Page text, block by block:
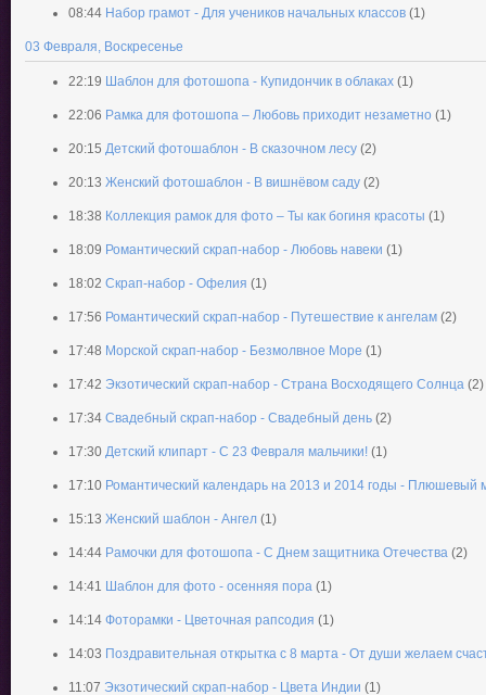
08:44 Набор грамот - Для учеников начальных классов (1)
03 Февраля, Воскресенье
22:19 Шаблон для фотошопа - Купидончик в облаках (1)
22:06 Рамка для фотошопа – Любовь приходит незаметно (1)
20:15 Детский фотошаблон - В сказочном лесу (2)
20:13 Женский фотошаблон - В вишнёвом саду (2)
18:38 Коллекция рамок для фото – Ты как богиня красоты (1)
18:09 Романтический скрап-набор - Любовь навеки (1)
18:02 Скрап-набор - Офелия (1)
17:56 Романтический скрап-набор - Путешествие к ангелам (2)
17:48 Морской скрап-набор - Безмолвное Море (1)
17:42 Экзотический скрап-набор - Страна Восходящего Солнца (2)
17:34 Свадебный скрап-набор - Свадебный день (2)
17:30 Детский клипарт - С 23 Февраля мальчики! (1)
17:10 Романтический календарь на 2013 и 2014 годы - Плюшевый
15:13 Женский шаблон - Ангел (1)
14:44 Рамочки для фотошопа - С Днем защитника Отечества (2)
14:41 Шаблон для фото - осенняя пора (1)
14:14 Фоторамки - Цветочная рапсодия (1)
14:03 Поздравительная открытка с 8 марта - От души желаем
11:07 Экзотический скрап-набор - Цвета Индии (1)